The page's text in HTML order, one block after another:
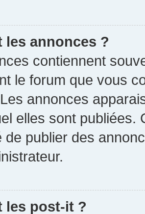
les annonces ?
contiennent
le forum que vous
annonces
elles sont publiées.
de publier des
les post-it ?